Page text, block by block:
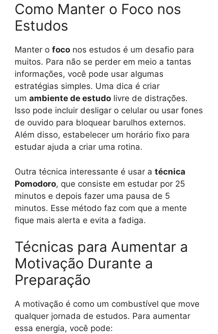
Como Manter o Foco nos
Estudos
Manter o foco nos estudos é um desafio para
muitos. Para não se perder em meio a tantas
informações, você pode usar algumas
estratégias simples. Uma dica é criar
um ambiente de estudo livre de distrações.
Isso pode incluir desligar o celular ou usar fones
de ouvido para bloquear barulhos externos.
Além disso, estabelecer um horário fixo para
estudar ajuda a criar uma rotina.
Outra técnica interessante é usar a técnica
Pomodoro, que consiste em estudar por 25
minutos e depois fazer uma pausa de 5
minutos. Esse método faz com que a mente
fique mais alerta e evita a fadiga.
Técnicas para Aumentar a
Motivação Durante a
Preparação
A motivação é como um combustível que move
qualquer jornada de estudos. Para aumentar
essa energia, você pode: